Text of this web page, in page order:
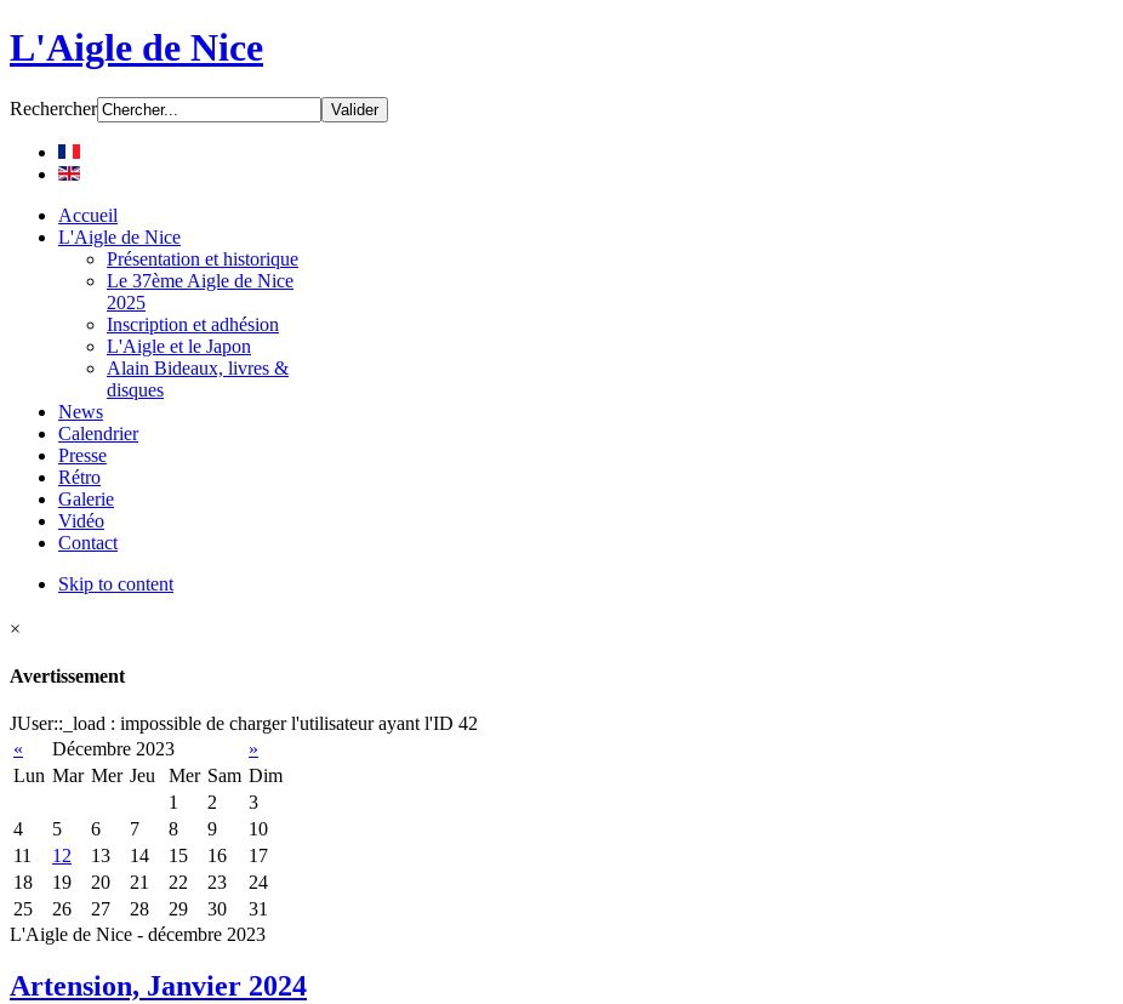
L'Aigle de Nice
Rechercher
Accueil
L'Aigle de Nice
Présentation et historique
Le 37ème Aigle de Nice
2025
Inscription et adhésion
L'Aigle et le Japon
Alain Bideaux, livres &
disques
News
Calendrier
Presse
Rétro
Galerie
Vidéo
Contact
Skip to content
×
Avertissement
JUser::_load : impossible de charger l'utilisateur ayant l'ID 42
«
Décembre 2023
»
Lun Mar Mer Jeu Mer Sam Dim
1
2
3
4
5 6 7 8 9
10
11
12 13 14 15 16
17
18
19 20 21 22 23
24
25
26 27 28 29 30
31
L'Aigle de Nice - décembre 2023
Artension, Janvier 2024